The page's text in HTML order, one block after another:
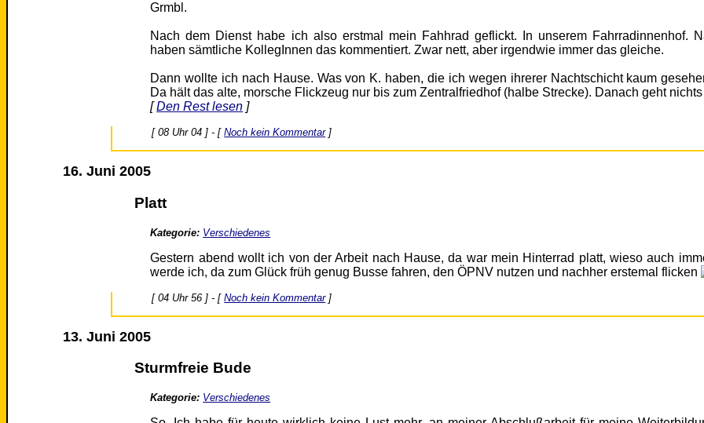
Grmbl.
Nach dem Dienst habe ich also erstmal mein Fahhrad geflickt. In unserem Fahrradinnenhof.
haben sämtliche KollegInnen das kommentiert. Zwar nett, aber irgendwie immer das gleiche.
Dann wollte ich nach Hause. Was von K. haben, die ich wegen ihrerer Nachtschicht kaum
Da hält das alte, morsche Flickzeug nur bis zum Zentralfriedhof (halbe Strecke). Danach geht nichts
[Den Rest lesen ]
[ 08 Uhr 04 ] - [Noch kein Kommentar]
16. Juni 2005
Platt
Kategorie: Verschiedenes
Gestern abend wollt ich von der Arbeit nach Hause, da war mein Hinterrad platt, wieso auch
werde ich, da zum Glück früh genug Busse fahren, den ÖPNV nutzen und nachher erstemal flicken
[ 04 Uhr 56 ] - [Noch kein Kommentar]
13. Juni 2005
Sturmfreie Bude
Kategorie: Verschiedenes